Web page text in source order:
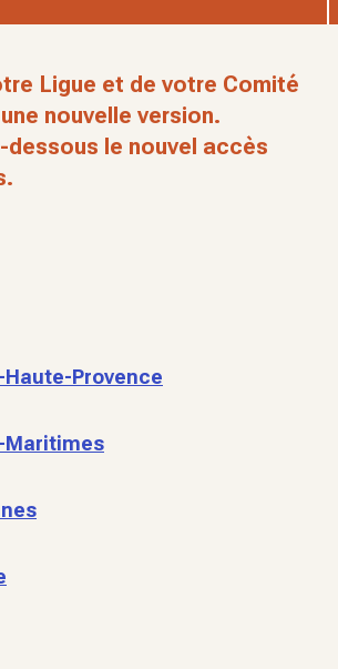
Ligue et de votre Comité
nouvelle version.
dessous le nouvel accès
Provence
Maritimes